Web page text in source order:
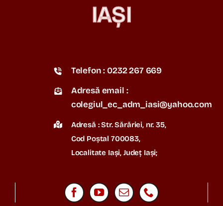
IAȘI
Telefon : 0232 267 669
Adresă email :
colegiul_ec_adm_iasi@yahoo.com
Adresă : Str. Sărăriei, nr. 35,
Cod Poștal 700083,
Localitate Iași, Județ Iași;